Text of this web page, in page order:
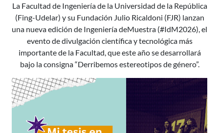
La Facultad de Ingeniería de la Universidad de la República
(Fing-Udelar) y su Fundación Julio Ricaldoni (FJR) lanzan
una nueva edición de Ingeniería deMuestra (#IdM2026), el
evento de divulgación científica y tecnológica más
importante de la Facultad, que este año se desarrollará
bajo la consigna “Derribemos estereotipos de género”.